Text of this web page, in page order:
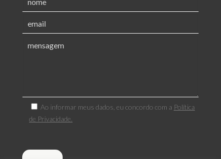
Ao informar meus dados, eu concordo com a Política
de Privacidade.